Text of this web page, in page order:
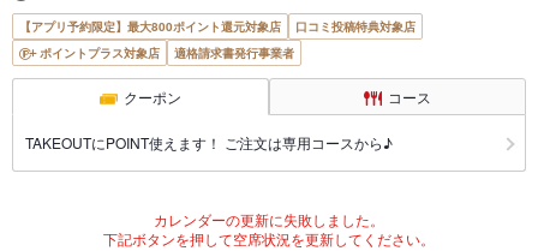
【アプリ予約限定】最大800ポイント還元対象店
口コミ投稿特典対象店
ポイントプラス対象店
適格請求書発行事業者
クーポン コース
TAKEOUTにPOINT使えます！ ご注文は専用コースから♪
カレンダーの更新に失敗しました。
下記ボタンを押して空席状況を更新してください。